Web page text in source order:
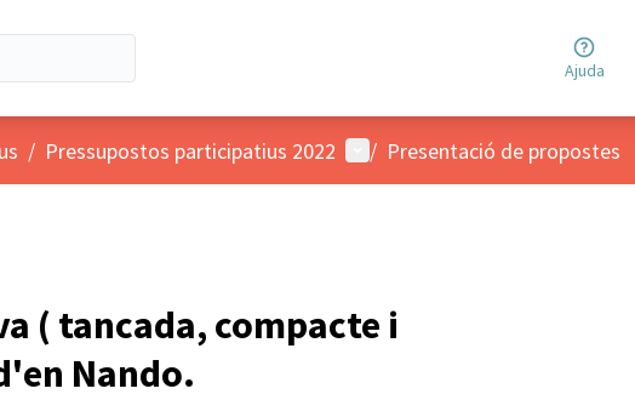
Ajuda
/ Pressupostos participatius 2022 Menú d'usuari
/ Presentació de propostes
( tancada, compacte i
Nando.